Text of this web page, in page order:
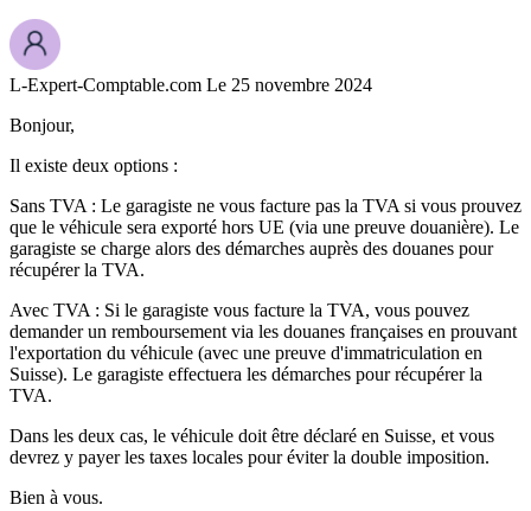
L-Expert-Comptable.com Le 25 novembre 2024
Bonjour,
Il existe deux options :
Sans TVA : Le garagiste ne vous facture pas la TVA si vous prouvez
que le véhicule sera exporté hors UE (via une preuve douanière). Le
garagiste se charge alors des démarches auprès des douanes pour
récupérer la TVA.
Avec TVA : Si le garagiste vous facture la TVA, vous pouvez
demander un remboursement via les douanes françaises en prouvant
l'exportation du véhicule (avec une preuve d'immatriculation en
Suisse). Le garagiste effectuera les démarches pour récupérer la
TVA.
Dans les deux cas, le véhicule doit être déclaré en Suisse, et vous
devrez y payer les taxes locales pour éviter la double imposition.
Bien à vous.